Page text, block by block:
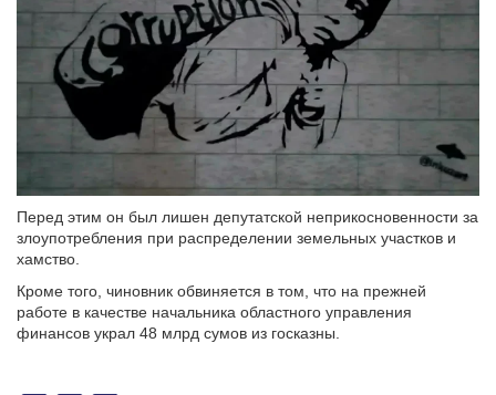
Перед этим он был лишен депутатской неприкосновенности за
злоупотребления при распределении земельных участков и
хамство.
Кроме того, чиновник обвиняется в том, что на прежней
работе в качестве начальника областного управления
финансов украл 48 млрд сумов из госказны.